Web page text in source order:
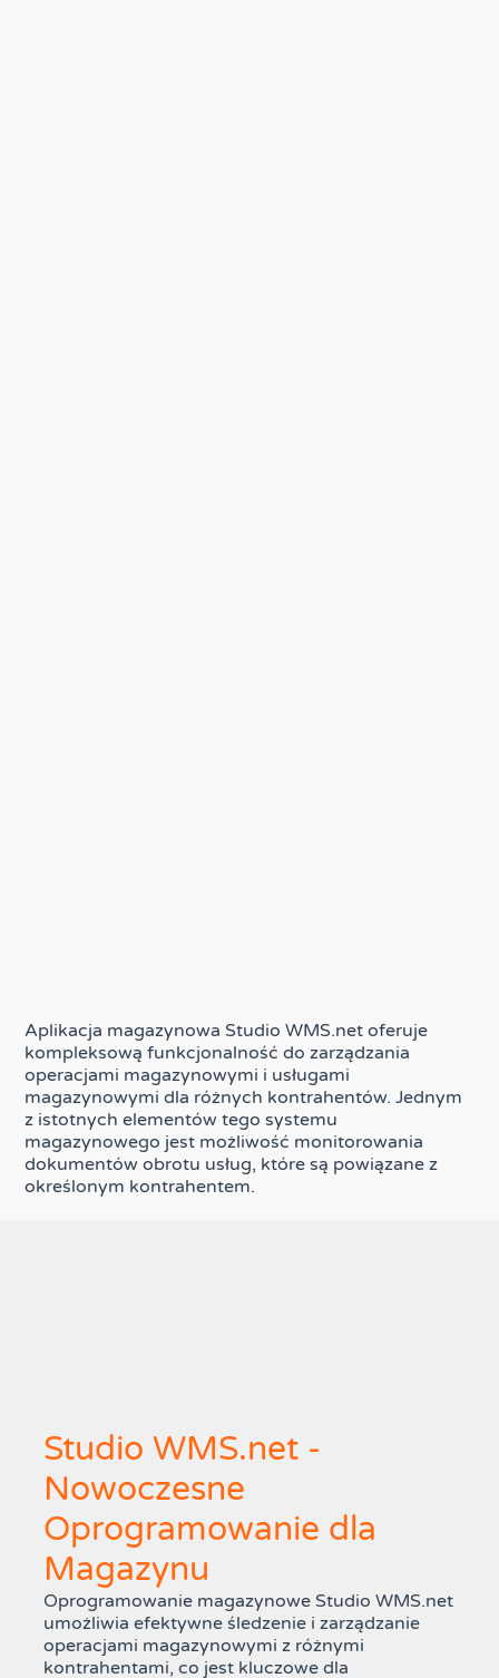
Aplikacja magazynowa Studio WMS.net oferuje
kompleksową funkcjonalność do zarządzania
operacjami magazynowymi i usługami
magazynowymi dla różnych kontrahentów. Jednym
z istotnych elementów tego systemu
magazynowego jest możliwość monitorowania
dokumentów obrotu usług, które są powiązane z
określonym kontrahentem.
Studio WMS.net -
Nowoczesne
Oprogramowanie dla
Magazynu
Oprogramowanie magazynowe Studio WMS.net
umożliwia efektywne śledzenie i zarządzanie
operacjami magazynowymi z różnymi
kontrahentami, co jest kluczowe dla